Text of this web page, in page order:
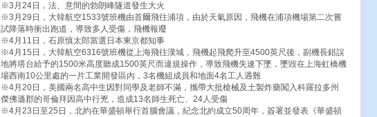
※3月24日，法、意間的勃朗峰隧道發生大火
※3月29日，大韓航空1533號班機由首爾飛往浦項，由於天氣原因，飛機在浦項機場第二次嘗
試降落時衝出跑道，導致多人受傷，飛機報廢
※4月11日，石原慎太郎當選日本東京都知事
※4月15日，大韓航空6316號班機從上海飛往漢城，飛機起飛爬升至4500英尺後，副機長錯誤
地將塔台給予的1500米高度聽成1500英尺而違規操作，導致飛機失速下墜，墜毀在上海虹橋機
場西南10公里處的一片工業開發區內，3名機組成員和地面4名工人遇難
※4月20日，美國兩名高中生因對同學及老師不滿，攜帶大批槍械及土製炸藥闖入科羅拉多州
傑佛遜郡的哥倫拜因高中行兇，造成13名師生死亡、24人受傷
※4月23日至25日，北約在華盛頓舉行首腦會議，紀念北約成立50周年，簽署並發表《華盛頓